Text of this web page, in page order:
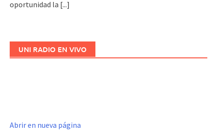
oportunidad la [...]
UNI RADIO EN VIVO
Abrir en nueva página